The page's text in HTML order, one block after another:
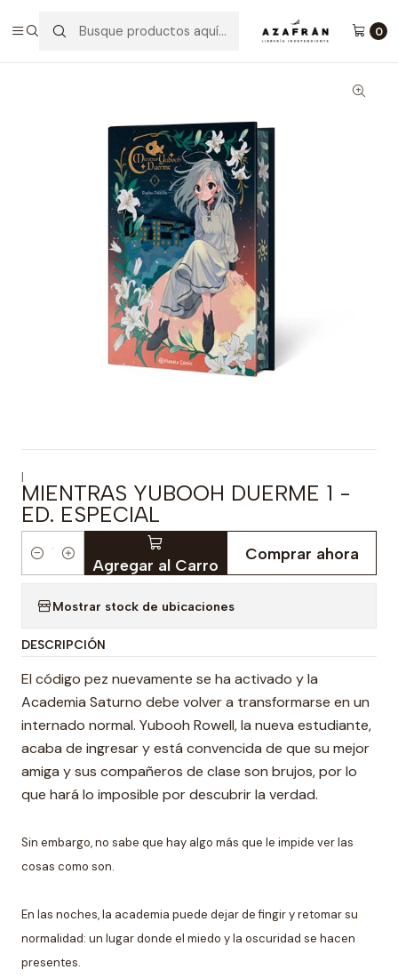
0
Mientras Yubooh Duerme 1 - Ed. Especial
|
MIENTRAS YUBOOH DUERME 1 -
ED. ESPECIAL
Cantidad Agregar al Carro
Comprar ahora
Mostrar stock de ubicaciones
DESCRIPCIÓN
El código pez nuevamente se ha activado y la
Academia Saturno debe volver a transformarse en un
internado normal. Yubooh Rowell, la nueva estudiante,
acaba de ingresar y está convencida de que su mejor
amiga y sus compañeros de clase son brujos, por lo
que hará lo imposible por descubrir la verdad.
Sin embargo, no sabe que hay algo más que le impide ver las
cosas como son.
En las noches, la academia puede dejar de fingir y retomar su
normalidad: un lugar donde el miedo y la oscuridad se hacen
presentes.